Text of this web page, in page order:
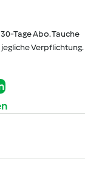
Tage Abo. Tauche
Verpflichtung.